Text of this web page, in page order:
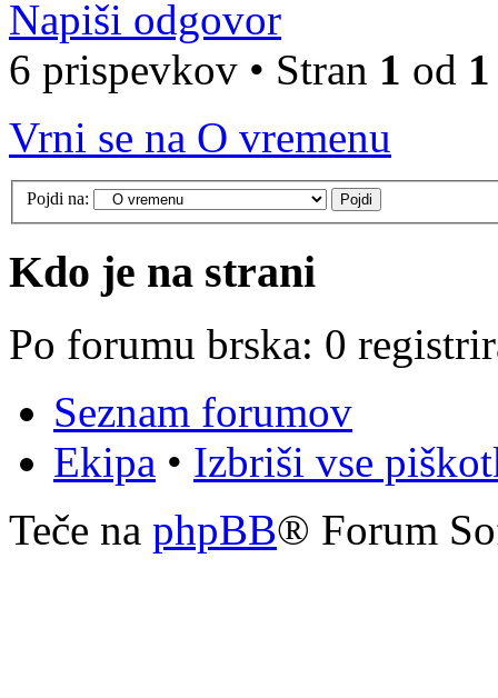
Napiši odgovor
6 prispevkov • Stran 1 od 1
Vrni se na O vremenu
Pojdi na:
Kdo je na strani
Po forumu brska: 0
Seznam forumov
Ekipa • Izbriši vse
Teče na phpBB® Forum